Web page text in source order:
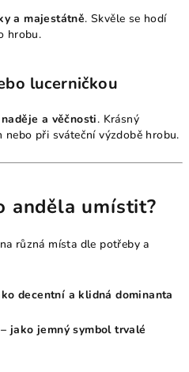
a majestátně. Skvěle se hodí
hrobu.
lucerničkou
a věčnosti. Krásný
nebo při sváteční výzdobě hrobu.
anděla umístit?
různá místa dle potřeby a
decentní a klidná dominanta
jako jemný symbol trvalé